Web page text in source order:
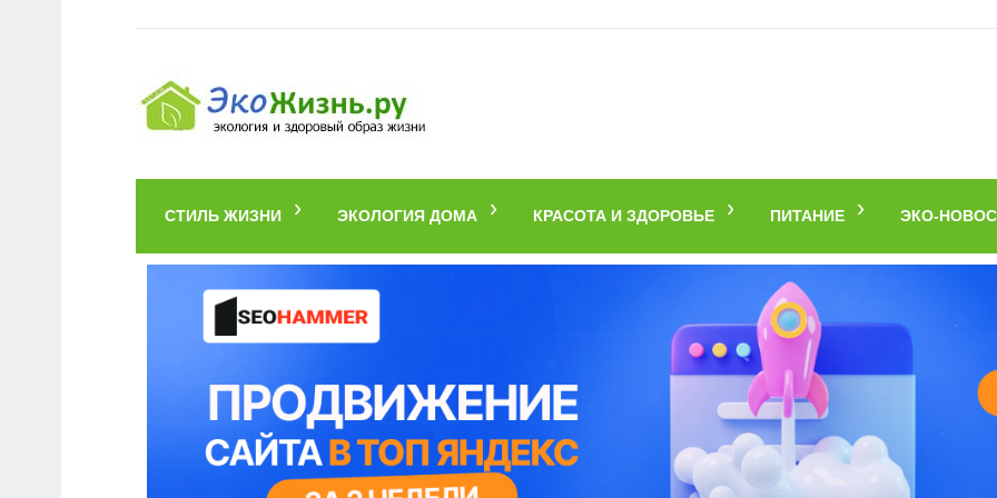
СТИЛЬ ЖИЗНИ ЭКОЛОГИЯ ДОМА КРАСОТА И ЗДОРОВЬЕ ПИТАНИЕ ЭКО-